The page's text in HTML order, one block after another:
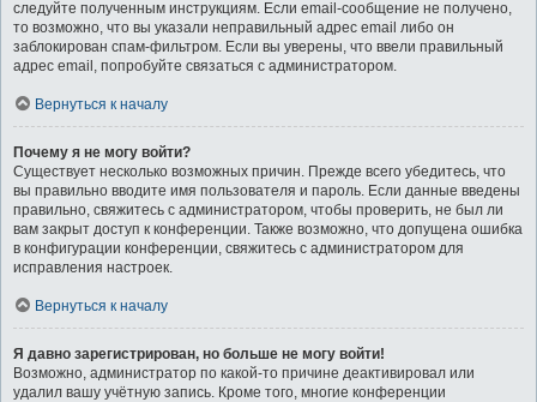
следуйте полученным инструкциям. Если email-сообщение не получено,
то возможно, что вы указали неправильный адрес email либо он
заблокирован спам-фильтром. Если вы уверены, что ввели правильный
адрес email, попробуйте связаться с администратором.
Вернуться к началу
Почему я не могу войти?
Существует несколько возможных причин. Прежде всего убедитесь, что
вы правильно вводите имя пользователя и пароль. Если данные введены
правильно, свяжитесь с администратором, чтобы проверить, не был ли
вам закрыт доступ к конференции. Также возможно, что допущена ошибка
в конфигурации конференции, свяжитесь с администратором для
исправления настроек.
Вернуться к началу
Я давно зарегистрирован, но больше не могу войти!
Возможно, администратор по какой-то причине деактивировал или
удалил вашу учётную запись. Кроме того, многие конференции